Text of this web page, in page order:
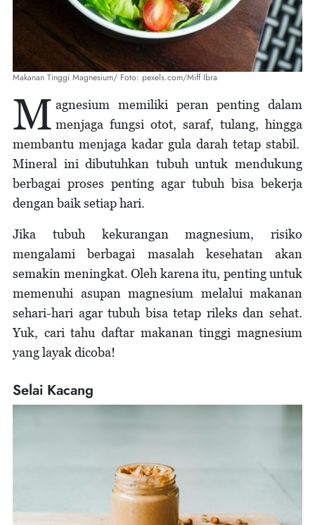
Makanan Tinggi Magnesium/ Foto: pexels.com/Miff Ibra
M agnesium memiliki peran penting dalam
menjaga fungsi otot, saraf, tulang, hingga
membantu menjaga kadar gula darah tetap stabil.
Mineral ini dibutuhkan tubuh untuk mendukung
berbagai proses penting agar tubuh bisa bekerja
dengan baik setiap hari.
Jika tubuh kekurangan magnesium, risiko
mengalami berbagai masalah kesehatan akan
semakin meningkat. Oleh karena itu, penting untuk
memenuhi asupan magnesium melalui makanan
sehari-hari agar tubuh bisa tetap rileks dan sehat.
Yuk, cari tahu daftar makanan tinggi magnesium
yang layak dicoba!
Selai Kacang